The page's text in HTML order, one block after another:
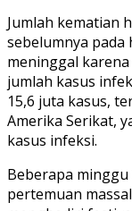
Jumlah kematian
sebelumnya pada
meninggal
jumlah kasus
15,6 juta kasus,
Amerika Serikat,
kasus infeksi.
Beberapa
pertemuan